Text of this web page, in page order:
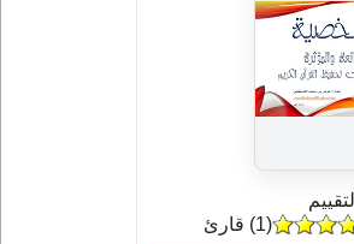
التقييم
(
1) قارئ